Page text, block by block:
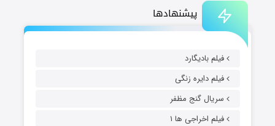
پیشنهادها
فیلم بادیگارد
فیلم دایره زنگی
سریال گنج مظفر
فیلم اخراجی ها ۱